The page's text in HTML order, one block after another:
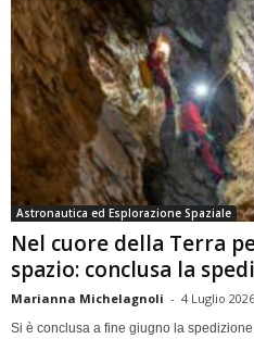
Astronautica ed Esplorazione Spaziale
Nel cuore della Terra
spazio: conclusa la
Marianna Michelagnoli - 4 Luglio 2026
Si è conclusa a fine giugno la